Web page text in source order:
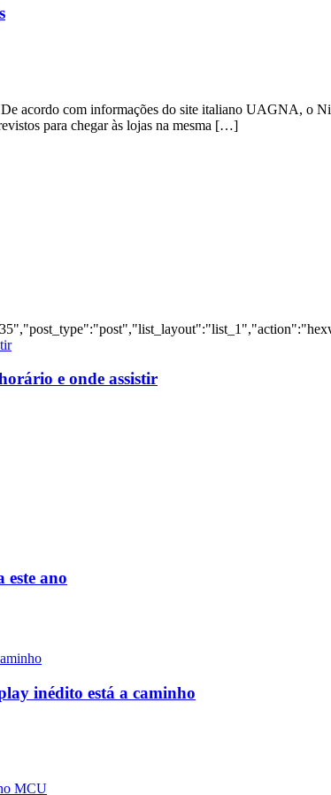
acordo com informações do site italiano UAGNA, o
para chegar às lojas na mesma […]
e onde assistir
ano
inédito está a caminho